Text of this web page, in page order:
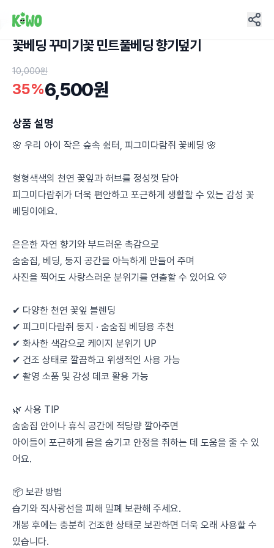
꽃베딩 꾸미기꽃 민트풀베딩 향기덮기
10,000원
35%6,500원
상품 설명
🌸 우리 아이 작은 숲속 쉼터, 피그미다람쥐 꽃베딩 🌸
형형색색의 천연 꽃잎과 허브를 정성껏 담아
피그미다람쥐가 더욱 편안하고 포근하게 생활할 수 있는 감성 꽃
베딩이에요.
은은한 자연 향기와 부드러운 촉감으로
숨숨집, 베딩, 둥지 공간을 아늑하게 만들어 주며
사진을 찍어도 사랑스러운 분위기를 연출할 수 있어요 💛
✔ 다양한 천연 꽃잎 블렌딩
✔ 피그미다람쥐 둥지 · 숨숨집 베딩용 추천
✔ 화사한 색감으로 케이지 분위기 UP
✔ 건조 상태로 깔끔하고 위생적인 사용 가능
✔ 촬영 소품 및 감성 데코 활용 가능
🌿 사용 TIP
숨숨집 안이나 휴식 공간에 적당량 깔아주면
아이들이 포근하게 몸을 숨기고 안정을 취하는 데 도움을 줄 수 있
어요.
📦 보관 방법
습기와 직사광선을 피해 밀폐 보관해 주세요.
개봉 후에는 충분히 건조한 상태로 보관하면 더욱 오래 사용할 수
있습니다.